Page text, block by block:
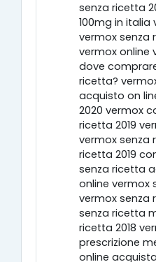
senza ricetta
100mg in
vermox senza
vermox online
dove
ricetta?
acquisto on
2020 vermox
ricetta 2019
vermox senza
ricetta 2019
senza ricetta
online vermox
vermox senza
senza ricetta
ricetta 2018
prescrizione
online